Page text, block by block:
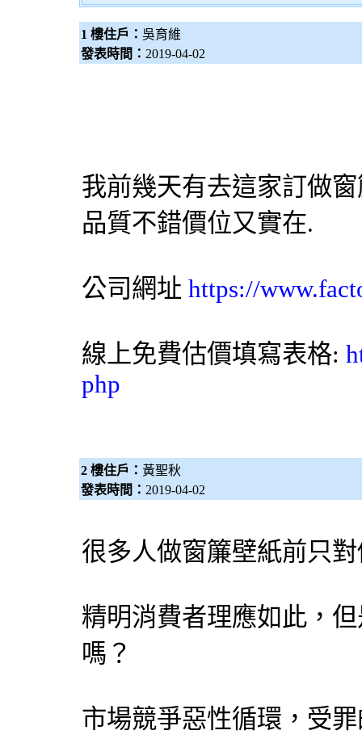
1 樓住戶： 吳育維
發表時間： 2019-04-02
我前幾天有去這家訂做
品質不錯價位又實在.
公司網址 https://
線上免費估價填寫表格:
php
2 樓住戶： 黃聖秋
發表時間： 2019-04-02
很多人做窗簾壁紙前只
精明消費者理應如此，
嗎？
市場競爭惡性循環，受